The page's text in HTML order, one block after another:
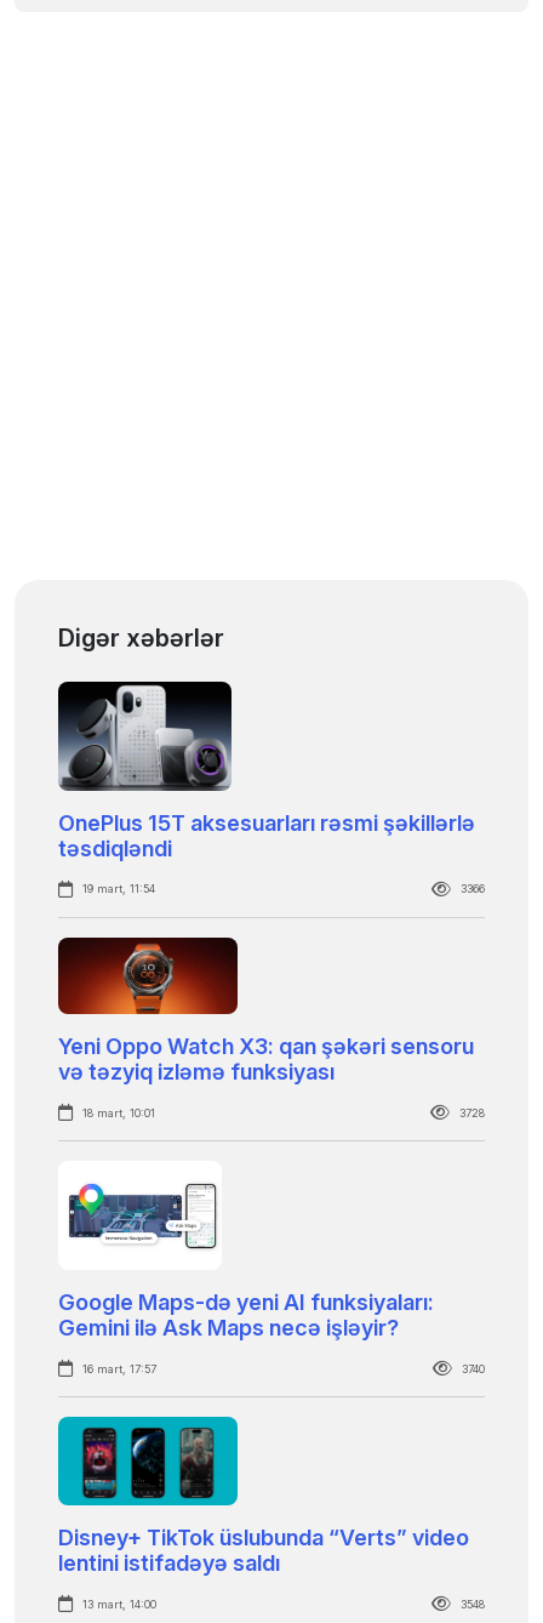
Digər xəbərlər
OnePlus 15T aksesuarları rəsmi şəkillərlə
təsdiqləndi
19 mart, 11:54 3366
Yeni Oppo Watch X3: qan şəkəri sensoru
və təzyiq izləmə funksiyası
18 mart, 10:01 3728
Google Maps-də yeni AI funksiyaları:
Gemini ilə Ask Maps necə işləyir?
16 mart, 17:57 3740
Disney+ TikTok üslubunda “Verts” video
lentini istifadəyə saldı
13 mart, 14:00 3548